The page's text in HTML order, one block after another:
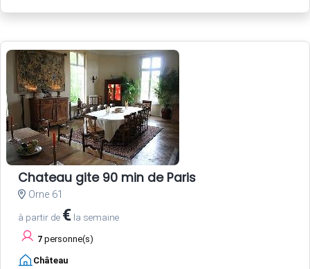
Chateau gite 90 min de Paris
Orne 61
à partir de € la semaine
7 personne(s)
Château